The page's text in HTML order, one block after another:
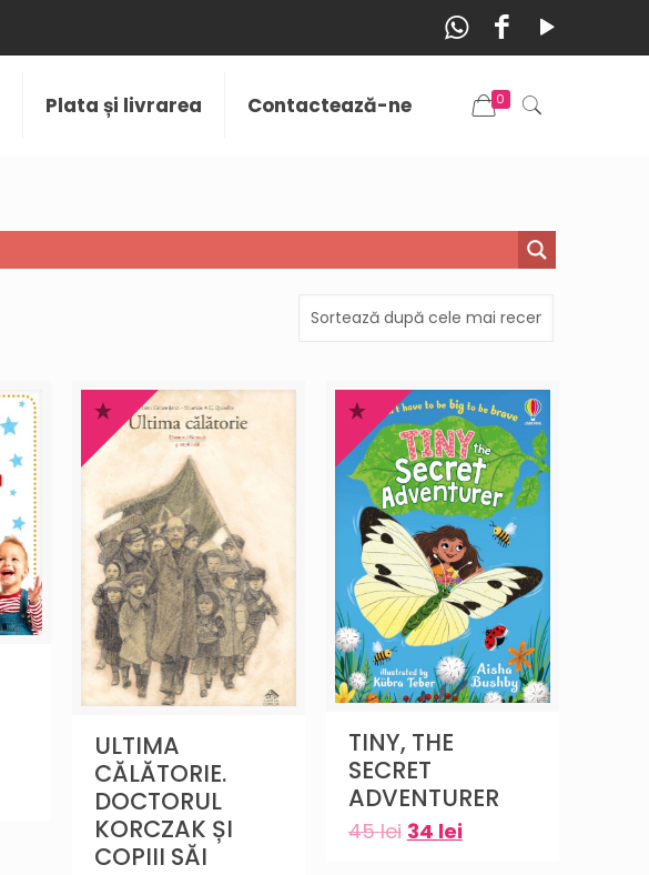
Plata și livrarea Contactează-ne 0
ULTIMA
CĂLĂTORIE.
DOCTORUL
KORCZAK ȘI
COPIII SĂI
TINY, THE
SECRET
ADVENTURER
45lei 34 lei